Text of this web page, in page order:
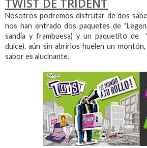
Nosotros podremos disfrutar de dos
nos han entrado dos paquetes de
sandía y frambuesa) y un paquetito de
dulce). aún sin abrirlos huelen un
sabor es alucinante.